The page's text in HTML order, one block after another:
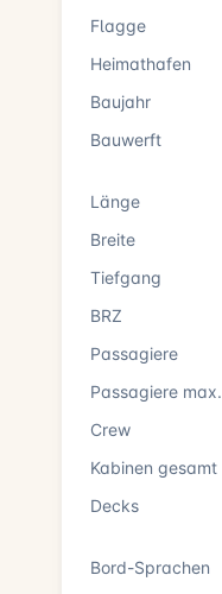
Flagge
Heimathafen
Baujahr
Bauwerft
Länge
Breite
Tiefgang
BRZ
Passagiere
Passagiere max.
Crew
Kabinen gesamt
Decks
Bord-Sprachen